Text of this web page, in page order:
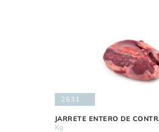
2631
JARRETE ENTERO DE
Kg